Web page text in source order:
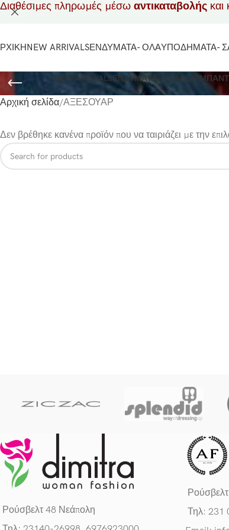
NEW ARRIVALSΕΝΔΥΜΑΤΑ- ΟΛΑΥΠΟΔΗΜΑΤΑ-
NEW ARRIVALSΕΝΔΥΜΑΤΑ- ΟΛΑDENIM
Αρχική σελίδα ΑΞΕΣΟΥΑΡ
Δεν βρέθηκε κανένα προϊόν που να ταιριάζει με την
Ρούσβελτ 48 Νεάπολη
Τηλ: 231
Διαθέσιμες πληρωμές μέσω αντικαταβολής και